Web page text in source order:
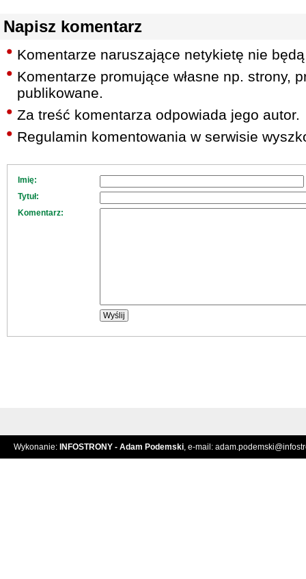
Napisz komentarz
Komentarze naruszające netykietę nie
Komentarze promujące własne np. strony,
publikowane.
Za treść komentarza odpowiada jego autor.
Regulamin komentowania w serwisie
Imię:
Tytuł:
Komentarz:
Wykonanie: INFOSTRONY - Adam Podemski, e-mail: